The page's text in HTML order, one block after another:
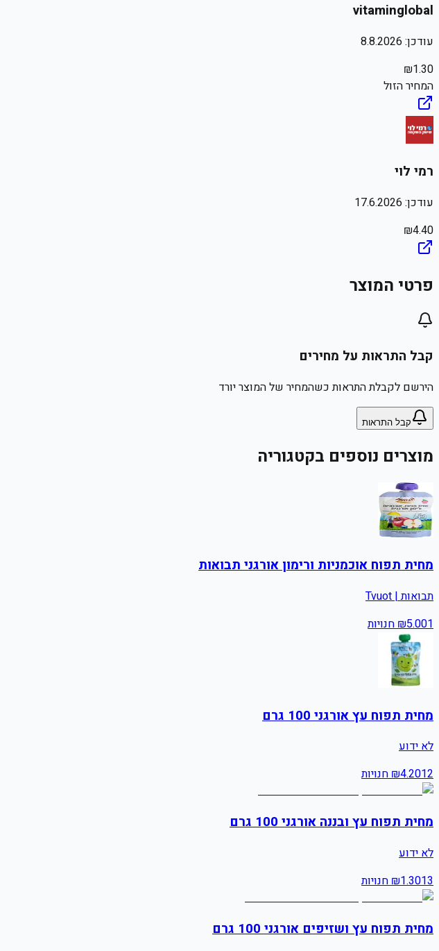
vitaminglobal
עודכן: 8.8.2026
₪1.30
המחיר הזול
רמי לוי
עודכן: 17.6.2026
₪4.40
פרטי המוצר
קבל התראות על מחירים
הירשם לקבלת התראות כשהמחיר של המוצר יורד
קבל התראות
מוצרים נוספים בקטגוריה
מחית תפוח אוכמניות ורימון אורגני תבואות
תבואות | Tvuot
₪5.001 חנויות
מחית תפוח עץ אורגני 100 גרם
לא ידוע
₪4.2012 חנויות
מחית תפוח עץ ובננה אורגני 100 גרם
לא ידוע
₪1.3013 חנויות
מחית תפוח עץ ושזיפים אורגני 100 גרם